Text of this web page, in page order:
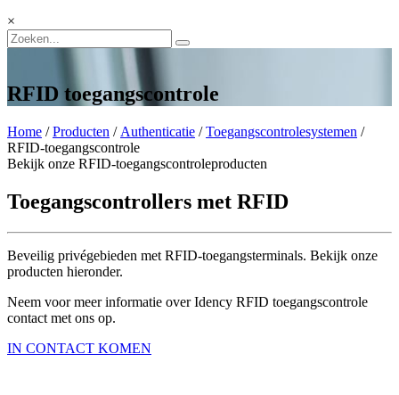
×
RFID toegangscontrole
Home /Producten / Authenticatie /Toegangscontrolesystemen /
RFID-toegangscontrole
Bekijk onze RFID-toegangscontroleproducten
Toegangscontrollers met RFID
Beveilig privégebieden met RFID-toegangsterminals. Bekijk onze
producten hieronder.
Neem voor meer informatie over Idency RFID toegangscontrole
contact met ons op.
IN CONTACT KOMEN